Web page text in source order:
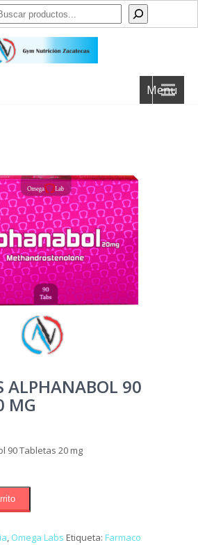
Menu
ALPHANABOL 90
MG
90 Tabletas 20 mg
, Omega Labs Etiqueta: Farmaco